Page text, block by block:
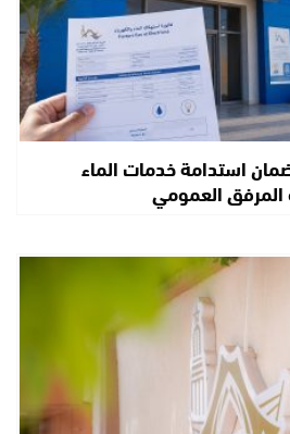
استدامة خدمات الماء
المرفق العمومي